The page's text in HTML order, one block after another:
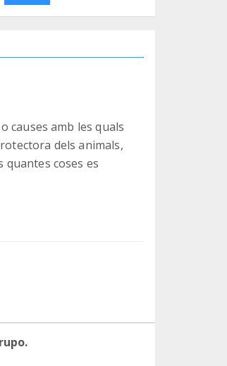
causes amb les quals
dels animals,
quantes coses es